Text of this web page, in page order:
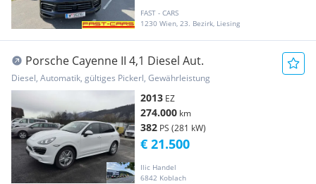
FAST - CARS
1230 Wien, 23. Bezirk, Liesing
Porsche Cayenne II 4,1 Diesel Aut.
Diesel, Automatik, gültiges Pickerl, Gewährleistung
2013 EZ
274.000 km
382 PS (281 kW)
Ilic Handel
6842 Koblach
€ 21.500